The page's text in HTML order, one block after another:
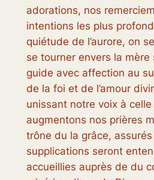
adorations, nos
intentions les plus
quiétude de l’aurore, on
se tourner envers la mère
guide avec affection au
de la foi et de l’amour
unissant notre voix à
augmentons nos prières
trône du la grâce,
supplications seront
accueillies auprès de du